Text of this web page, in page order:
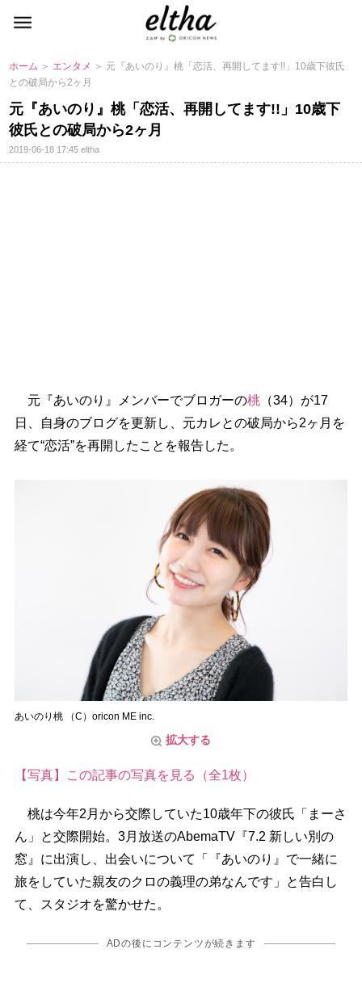
ホーム ＞ エンタメ ＞ 元『あいのり』桃「恋活、再開してます!!」10歳下彼氏
との破局から2ヶ月
元『あいのり』桃「恋活、再開してます!!」10歳下
彼氏との破局から2ヶ月
2019-06-18 17:45eltha
元『あいのり』メンバーでブロガーの桃（34）が17
日、自身のブログを更新し、元カレとの破局から2ヶ月を
経て“恋活”を再開したことを報告した。
あいのり桃 （C）oricon ME inc.
拡大する
【写真】この記事の写真を見る（全1枚）
桃は今年2月から交際していた10歳年下の彼氏「まーさ
ん」と交際開始。3月放送のAbemaTV『7.2 新しい別の
窓』に出演し、出会いについて「『あいのり』で一緒に
旅をしていた親友のクロの義理の弟なんです」と告白し
て、スタジオを驚かせた。
ADの後にコンテンツが続きます